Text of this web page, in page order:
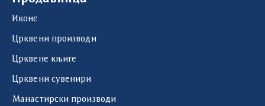
Иконе
Црквени производи
Црквене књиге
Црквени сувенири
Манастирски производи